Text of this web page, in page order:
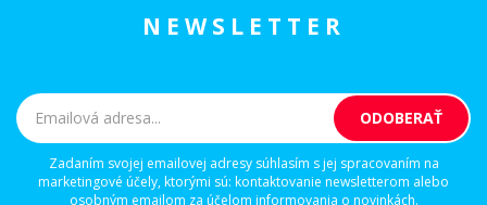
NEWSLETTER
Zadaním svojej emailovej adresy súhlasím s jej spracovaním na
marketingové účely, ktorými sú: kontaktovanie newsletterom alebo
osobným emailom za účelom informovania o novinkách.